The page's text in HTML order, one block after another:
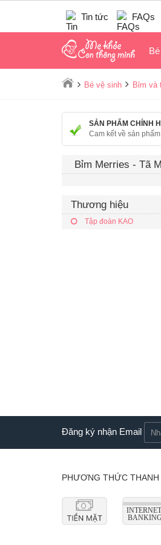
Tin tức FAQs
Bé vệ sinh Bỉm và
SẢN PHẨM CHÍNH
Cam kết về sản
Bỉm Merries - Tã
Thương hiệu
Tập đoàn KAO
Đăng ký nhận Email
PHƯƠNG THỨC THANH